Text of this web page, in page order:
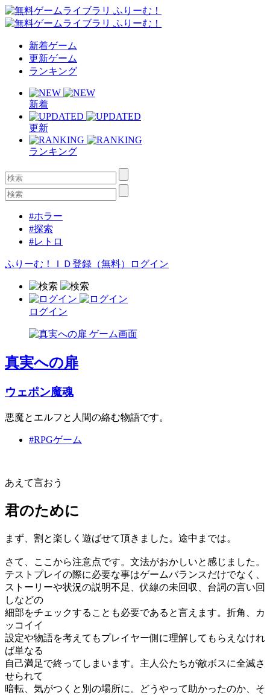
新着ゲーム
更新ゲーム
ランキング
新着
更新
ランキング
#ホラー
#探索
#レトロ
ふりーむ！ＩＤ登録（無料） ログイン
ログイン
真実への扉
ウェポン魔魂
悪魔とエルフと人間の絡む物語です。
#RPGゲーム
あえて言おう
君のために
まず、割と楽しく遊ばせて頂きました。途中までは。
さて、ここから注意点です。文法がおかしいと感じました。
テストプレイの際に必要な事はゲームバランスだけでなく、
ストーリーや状況の説明不足、伏線の未回収、台詞の言い回
しなどの
細部をチェックすることも必要であると言えます。折角、カ
ッコイイ
設定や物語を考えてもプレイヤー側に理解してもらえなけれ
ば単なる
自己満足で終ってしまいます。主人公たちが敵ボスに全滅さ
せられて
暗転、気がつくと別の場所に。どうやって助かったのか、そ